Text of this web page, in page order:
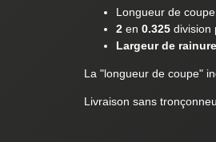
Longueur de
2en 0.325division
Largeur de rainure
La "longueur de coupe"
Livraison sans